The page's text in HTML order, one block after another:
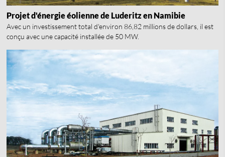
Projet d'énergie éolienne de Luderitz en Namibie
Avec un investissement total d'environ 86,82 millions de dollars, il est
conçu avec une capacité installée de 50 MW.